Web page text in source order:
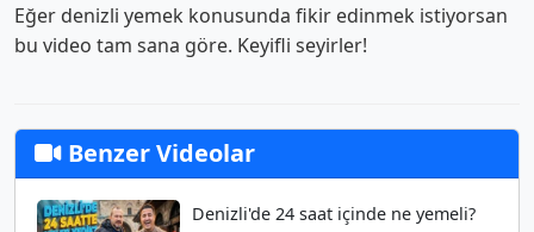
Eğer denizli yemek konusunda fikir edinmek istiyorsan
bu video tam sana göre. Keyifli seyirler!
Benzer Videolar
Denizli'de 24 saat içinde ne yemeli?